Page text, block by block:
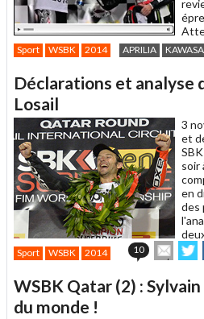
Sport WSBK 2014 APRILIA
Déclarations et analyse
Losail
3
et
soir
en
des
Sport WSBK 2014 10
cet
à
sur
WSBK Qatar (2) :
du monde !